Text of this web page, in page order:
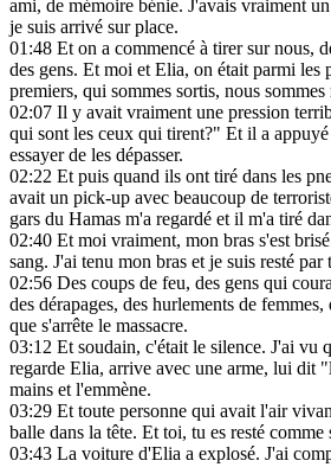
ami, de mémoire bénie. J'avais vraiment
je suis arrivé sur place.
01:48 Et on a commencé à tirer sur nous,
des gens. Et moi et Elia, on était parmi les
premiers, qui sommes sortis, nous
02:07 Il y avait vraiment une pression
qui sont les ceux qui tirent?" Et il a
essayer de les dépasser.
02:22 Et puis quand ils ont tiré dans les
avait un pick-up avec beaucoup de
gars du Hamas m'a regardé et il m'a tiré
02:40 Et moi vraiment, mon bras s'est
sang. J'ai tenu mon bras et je suis resté par
02:56 Des coups de feu, des gens qui
des dérapages, des hurlements de
que s'arrête le massacre.
03:12 Et soudain, c'était le silence. J'ai vu
regarde Elia, arrive avec une arme, lui dit
mains et l'emmène.
03:29 Et toute personne qui avait l'air
balle dans la tête. Et toi, tu es resté comme
03:43 La voiture d'Elia a explosé. J'ai